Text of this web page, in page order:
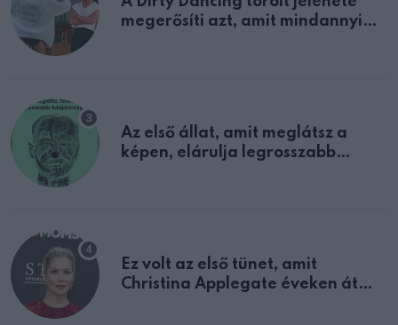
megerősíti azt, amit mindannyian
Az első állat, amit meglátsz a
képen, elárulja legrosszabb
Ez volt az első tünet, amit
Christina Applegate éveken át